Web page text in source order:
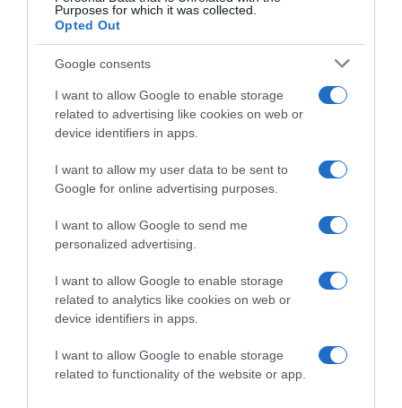
Purposes for which it was collected.
Opted Out
Google consents
I want to allow Google to enable storage
related to advertising like cookies on web or
device identifiers in apps.
I want to allow my user data to be sent to
Google for online advertising purposes.
I want to allow Google to send me
personalized advertising.
I want to allow Google to enable storage
related to analytics like cookies on web or
device identifiers in apps.
I want to allow Google to enable storage
related to functionality of the website or app.
2026-08-10.
Hogyan keltsd fel a figyelmet a társkereső profiloddal?
2026-08-10.
Így készíts bélbarát, szuperlaktató reggelit